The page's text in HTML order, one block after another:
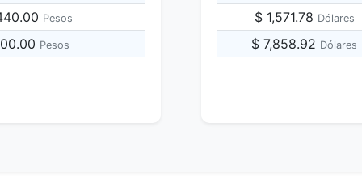
Pesos
Pesos
$ 1,571.78 Dólares
$ 7,858.92 Dólares